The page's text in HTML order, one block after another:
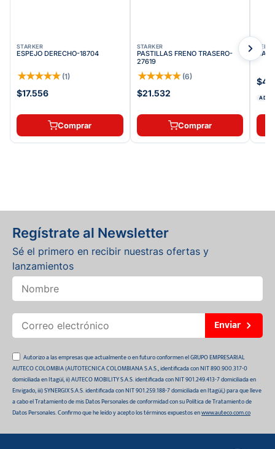
STARKER
ESPEJO DERECHO-18704
★★★★★ (1)
$17.556
Comprar
STARKER
PASTILLAS FRENO TRASERO-
27619
★★★★★ (6)
$21.532
Comprar
ADDI
Regístrate al Newsletter
Sé el primero en recibir nuestras ofertas y
lanzamientos
Enviar
Autorizo a las empresas que actualmente o en futuro conformen el GRUPO EMPRESARIAL
AUTECO COLOMBIA (AUTOTECNICA COLOMBIANA S.A.S., identificada con NIT 890.900.317-0
domiciliada en Itagüí, ii) AUTECO MOBILITY S.A.S. identificada con NIT 901.249.413-7 domiciliada en
Envigado, iii) SYNERGIX S.A.S. identificada con NIT 901.259.188-7 domiciliada en Itagüí,) para que lleve
a cabo el Tratamiento de mis Datos Personales de conformidad con su Política de Tratamiento de
Datos Personales. Confirmo que he leído y acepto los términos expuestos enwww.auteco.com.co